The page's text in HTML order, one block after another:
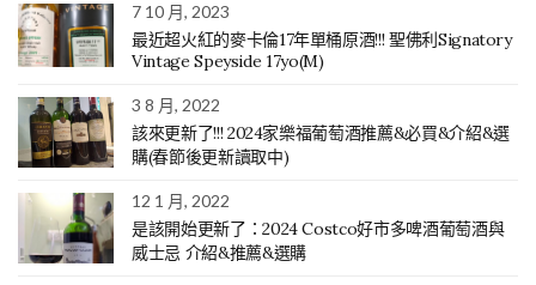
7 10 月, 2023
最近超火紅的麥卡倫17年單桶原酒!!! 聖佛利Signatory
Vintage Speyside 17yo(M)
3 8 月, 2022
該來更新了!!! 2024家樂福葡萄酒推薦&必買&介紹&選
購(春節後更新讀取中)
12 1 月, 2022
是該開始更新了：2024 Costco好市多啤酒葡萄酒與
威士忌 介紹&推薦&選購